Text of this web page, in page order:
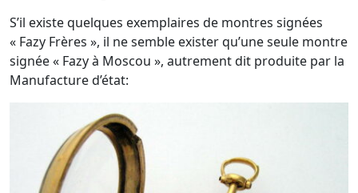
S’il existe quelques exemplaires de montres signées
« Fazy Frères », il ne semble exister qu’une seule montre
signée « Fazy à Moscou », autrement dit produite par la
Manufacture d’état: